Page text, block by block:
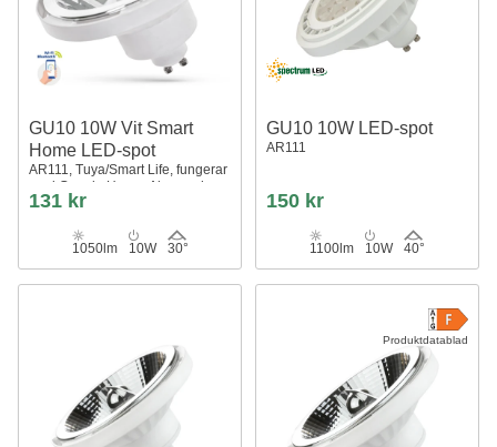
GU10 10W Vit Smart
Home LED-spot
AR111, Tuya/Smart Life, fungerar
med Google Home, Alexa och
smartphones
131 kr
1050lm 10W 30°
GU10 10W LED-spot
AR111
150 kr
1100lm 10W 40°
Produktdatablad